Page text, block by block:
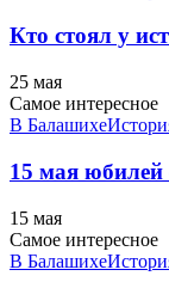
Кто стоял у
25 мая
Самое интересное
В Балашихе
15 мая юбилей
15 мая
Самое интересное
В Балашихе